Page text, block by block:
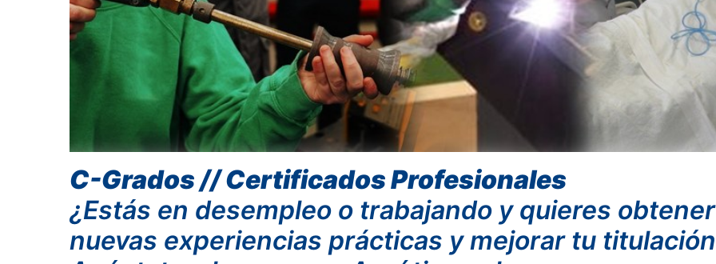
C-Grados // Certificados Profesionales
¿Estás en desempleo o trabajando y quieres obtener
nuevas experiencias prácticas y mejorar tu